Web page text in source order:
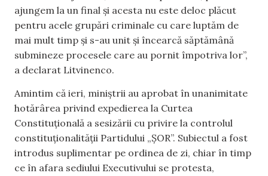
ajungem la un final și acesta nu este deloc plăcut
pentru acele grupări criminale cu care luptăm de
mai mult timp și s-au unit și încearcă săptămână
submineze procesele care au pornit împotriva lor”,
a declarat Litvinenco.
Amintim că ieri, miniștrii au aprobat în unanimitate
hotărârea privind expedierea la Curtea
Constituțională a sesizării cu privire la controlul
constituționalității Partidului „ȘOR”. Subiectul a fost
introdus suplimentar pe ordinea de zi, chiar în timp
ce în afara sediului Executivului se protesta,